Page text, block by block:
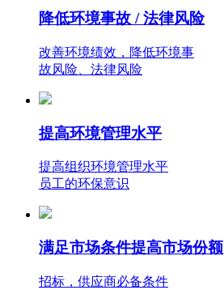
降低环境事故 / 法律风险
改善环境绩效，降低环境事
故风险、法律风险
提高环境管理水平
提高组织环境管理水平
员工的环保意识
满足市场条件提高市场份额
招标，供应商必备条件